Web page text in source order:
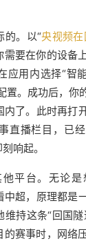
的。以“央视频
要在你的设备
应用内选择“智
置。成功后，你
内了。此时再打
直播栏目，已
响起。
平台。无论是
中超，原理都是
持这条“回国
赛事时，网络